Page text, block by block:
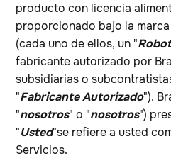
producto con licencia
proporcionado bajo la marca
(cada uno de ellos, un "Robot
fabricante autorizado por
subsidiarias o
"Fabricante Autorizado").
"nosotros" o "nosotros")
"Usted"se refiere a usted
Servicios.